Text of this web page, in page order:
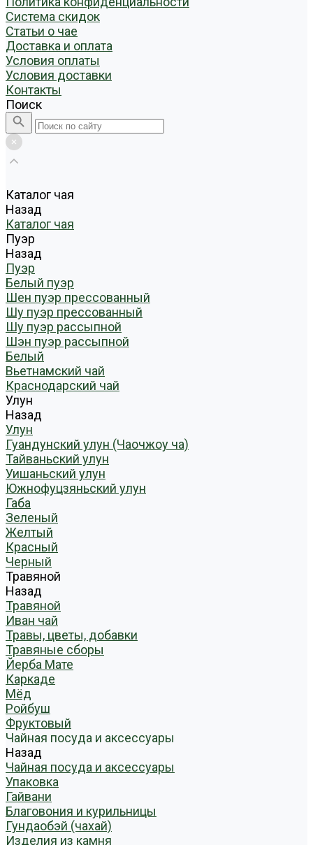
Система скидок
Статьи о чае
Доставка и оплата
Условия оплаты
Условия доставки
Контакты
Поиск
Каталог чая
Назад
Каталог чая
Пуэр
Назад
Пуэр
Белый пуэр
Шен пуэр прессованный
Шу пуэр прессованный
Шу пуэр рассыпной
Шэн пуэр рассыпной
Белый
Вьетнамский чай
Краснодарский чай
Улун
Назад
Улун
Гуандунский улун (Чаочжоу ча)
Тайваньский улун
Уишаньский улун
Южнофуцзяньский улун
Габа
Зеленый
Желтый
Красный
Черный
Травяной
Назад
Травяной
Иван чай
Травы, цветы, добавки
Травяные сборы
Йерба Мате
Каркаде
Мёд
Ройбуш
Фруктовый
Чайная посуда и аксессуары
Назад
Чайная посуда и аксессуары
Упаковка
Гайвани
Благовония и курильницы
Гундаобэй (чахай)
Изделия из камня